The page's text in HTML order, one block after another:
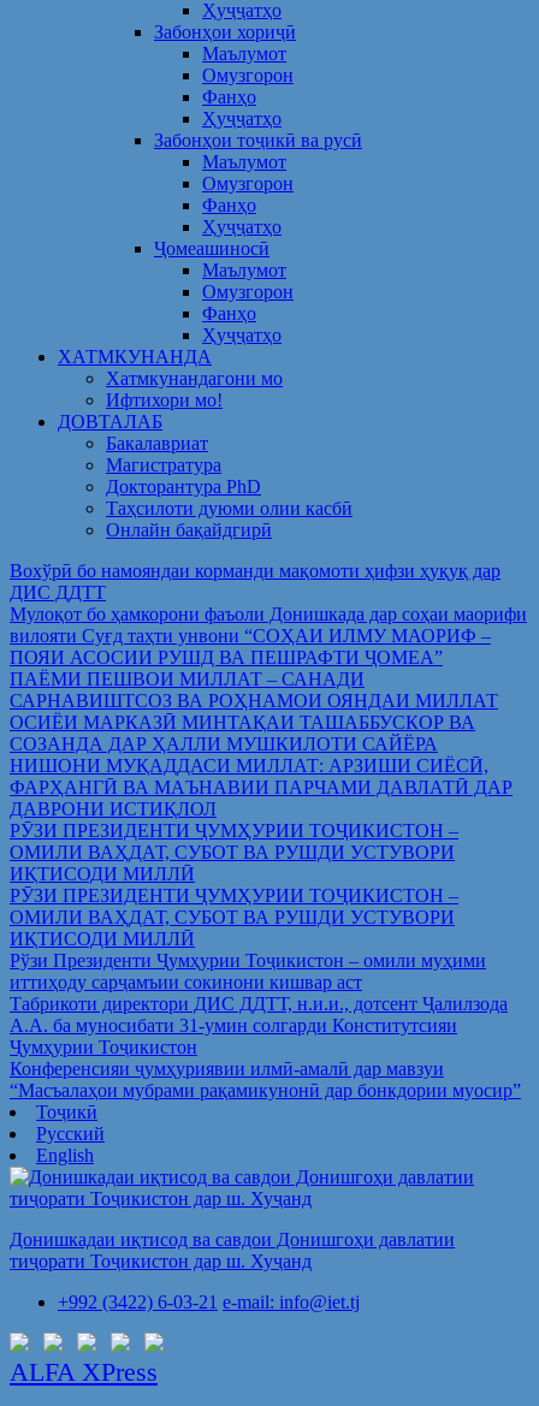
Ҳуҷҷатҳо
Забонҳои хориҷӣ
Маълумот
Омузгорон
Фанҳо
Ҳуҷҷатҳо
Забонҳои тоҷикӣ ва русӣ
Маълумот
Омузгорон
Фанҳо
Ҳуҷҷатҳо
Ҷомеашиносӣ
Маълумот
Омузгорон
Фанҳо
Ҳуҷҷатҳо
ХАТМКУНАНДА
Хатмкунандагони мо
Ифтихори мо!
ДОВТАЛАБ
Бакалавриат
Магистратура
Докторантура PhD
Таҳсилоти дуюми олии касбӣ
Онлайн бақайдгирӣ
Вохўрӣ бо намояндаи корманди мақомоти ҳифзи ҳуқуқ дар
ДИС ДДТТ
Мулоқот бо ҳамкорони фаъоли Донишкада дар соҳаи маорифи
вилояти Суғд таҳти унвони “СОҲАИ ИЛМУ МАОРИФ –
ПОЯИ АСОСИИ РУШД ВА ПЕШРАФТИ ҶОМЕА”
ПАЁМИ ПЕШВОИ МИЛЛАТ – САНАДИ
САРНАВИШТСОЗ ВА РОҲНАМОИ ОЯНДАИ МИЛЛАТ
ОСИЁИ МАРКАЗӢ МИНТАҚАИ ТАШАББУСКОР ВА
СОЗАНДА ДАР ҲАЛЛИ МУШКИЛОТИ САЙЁРА
НИШОНИ МУҚАДДАСИ МИЛЛАТ: АРЗИШИ СИЁСӢ,
ФАРҲАНГӢ ВА МАЪНАВИИ ПАРЧАМИ ДАВЛАТӢ ДАР
ДАВРОНИ ИСТИҚЛОЛ
РӮЗИ ПРЕЗИДЕНТИ ҶУМҲУРИИ ТОҶИКИСТОН –
ОМИЛИ ВАҲДАТ, СУБОТ ВА РУШДИ УСТУВОРИ
ИҚТИСОДИ МИЛЛӢ
РӮЗИ ПРЕЗИДЕНТИ ҶУМҲУРИИ ТОҶИКИСТОН –
ОМИЛИ ВАҲДАТ, СУБОТ ВА РУШДИ УСТУВОРИ
ИҚТИСОДИ МИЛЛӢ
Рўзи Президенти Ҷумҳурии Тоҷикистон – омили муҳими
иттиҳоду сарҷамъии сокинони кишвар аст
Табрикоти директори ДИС ДДТТ, н.и.и., дотсент Ҷалилзода
А.А. ба муносибати 31-умин солгарди Конститутсияи
Ҷумҳурии Тоҷикистон
Конференсияи ҷумҳуриявии илмӣ-амалӣ дар мавзуи
“Масъалаҳои мубрами рақамикунонӣ дар бонкдории муосир”
Тоҷикӣ
Русский
English
Донишкадаи иқтисод ва савдои Донишгоҳи давлатии
тиҷорати Тоҷикистон дар ш. Хуҷанд
+992 (3422) 6-03-21 e-mail: info@iet.tj
ALFA XPress